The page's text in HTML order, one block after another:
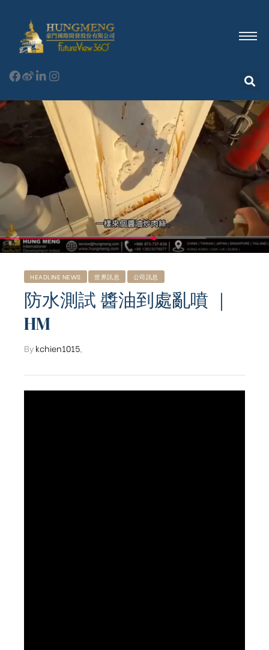
HEADLINE NEWS 世界訊息 公司訊息
防水測試 醬油到處亂噴 ｜
HM
Bykchien1015,